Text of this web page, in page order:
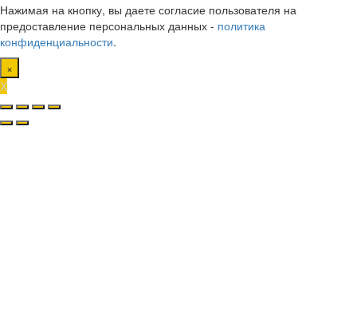
Нажимая на кнопку, вы даете согласие пользователя на
предоставление персональных данных - политика
конфиденциальности.
×
X